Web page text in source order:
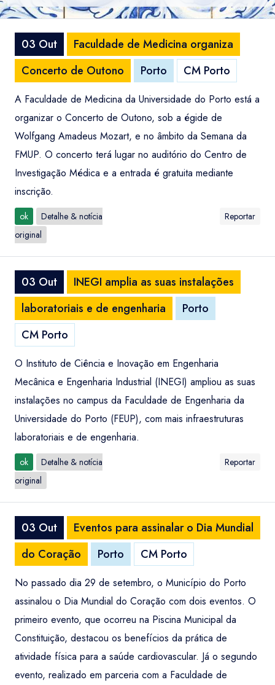
03 Out
Faculdade de Medicina organiza
Concerto de Outono
Porto CM Porto
A Faculdade de Medicina da Universidade do Porto está a
organizar o Concerto de Outono, sob a égide de
Wolfgang Amadeus Mozart, e no âmbito da Semana da
FMUP. O concerto terá lugar no auditório do Centro de
Investigação Médica e a entrada é gratuita mediante
inscrição.
ok
Detalhe & notícia
original
Reportar
03 Out
INEGI amplia as suas instalações
laboratoriais e de engenharia
Porto
CM Porto
O Instituto de Ciência e Inovação em Engenharia
Mecânica e Engenharia Industrial (INEGI) ampliou as suas
instalações no campus da Faculdade de Engenharia da
Universidade do Porto (FEUP), com mais infraestruturas
laboratoriais e de engenharia.
ok
Detalhe & notícia
original
Reportar
03 Out
Eventos para assinalar o Dia Mundial
do Coração
Porto CM Porto
No passado dia 29 de setembro, o Município do Porto
assinalou o Dia Mundial do Coração com dois eventos. O
primeiro evento, que ocorreu na Piscina Municipal da
Constituição, destacou os benefícios da prática de
atividade física para a saúde cardiovascular. Já o segundo
evento, realizado em parceria com a Faculdade de